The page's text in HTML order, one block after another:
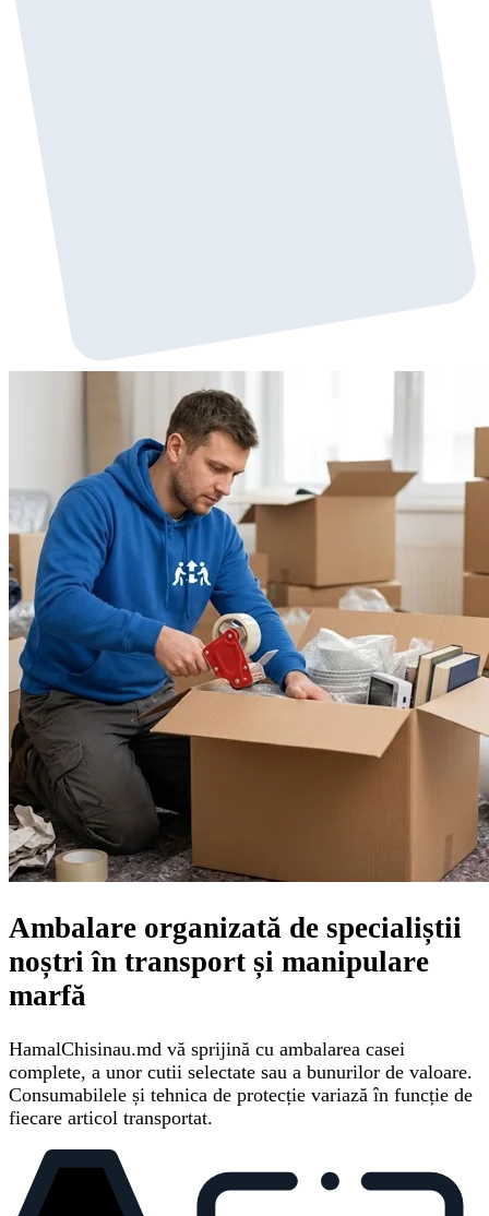
Ambalare organizată de specialiștii
noștri în transport și manipulare
marfă
HamalChisinau.md vă sprijină cu ambalarea casei
complete, a unor cutii selectate sau a bunurilor de valoare.
Consumabilele și tehnica de protecție variază în funcție de
fiecare articol transportat.